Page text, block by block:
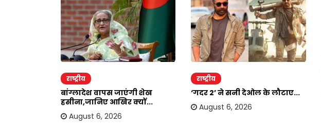
राष्ट्रीय
बांग्लादेश वापस जाएंगी शेख
हसीना,जानिए आखिर क्यों...
August 6, 2026
राष्ट्रीय
‘गदर 2’ ने सनी देओल के लौटाए...
August 6, 2026